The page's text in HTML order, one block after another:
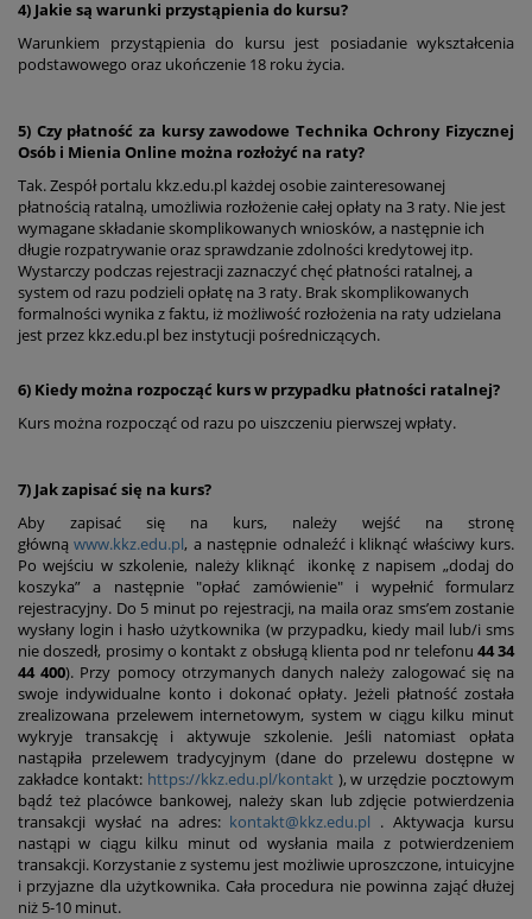
4) Jakie są warunki przystąpienia do kursu?
Warunkiem przystąpienia do kursu jest posiadanie wykształcenia
podstawowego oraz ukończenie 18 roku życia.
5) Czy płatność za kursy zawodowe Technika Ochrony Fizycznej
Osób i Mienia Online można rozłożyć na raty?
Tak. Zespół portalu kkz.edu.pl każdej osobie zainteresowanej
płatnością ratalną, umożliwia rozłożenie całej opłaty na 3 raty. Nie jest
wymagane składanie skomplikowanych wniosków, a następnie ich
długie rozpatrywanie oraz sprawdzanie zdolności kredytowej itp.
Wystarczy podczas rejestracji zaznaczyć chęć płatności ratalnej, a
system od razu podzieli opłatę na 3 raty. Brak skomplikowanych
formalności wynika z faktu, iż możliwość rozłożenia na raty udzielana
jest przez kkz.edu.pl bez instytucji pośredniczących.
6) Kiedy można rozpocząć kurs w przypadku płatności ratalnej?
Kurs można rozpocząć od razu po uiszczeniu pierwszej wpłaty.
7) Jak zapisać się na kurs?
Aby zapisać się na kurs, należy wejść na stronę
głównąwww.kkz.edu.pl, a następnie odnaleźć i kliknąć właściwy kurs.
Po wejściu w szkolenie, należy kliknąć ikonkę z napisem „dodaj do
koszyka” a następnie "opłać zamówienie" i wypełnić formularz
rejestracyjny. Do 5 minut po rejestracji, na maila oraz sms’em zostanie
wysłany login i hasło użytkownika (w przypadku, kiedy mail lub/i sms
nie doszedł, prosimy o kontakt z obsługą klienta pod nr telefonu 44 34
44 400). Przy pomocy otrzymanych danych należy zalogować się na
swoje indywidualne konto i dokonać opłaty. Jeżeli płatność została
zrealizowana przelewem internetowym, system w ciągu kilku minut
wykryje transakcję i aktywuje szkolenie. Jeśli natomiast opłata
nastąpiła przelewem tradycyjnym (dane do przelewu dostępne w
zakładce kontakt: https://kkz.edu.pl/kontakt), w urzędzie pocztowym
bądź też placówce bankowej, należy skan lub zdjęcie potwierdzenia
transakcji wysłać na adres: kontakt@kkz.edu.pl . Aktywacja kursu
nastąpi w ciągu kilku minut od wysłania maila z potwierdzeniem
transakcji. Korzystanie z systemu jest możliwie uproszczone, intuicyjne
i przyjazne dla użytkownika. Cała procedura nie powinna zająć dłużej
niż 5-10 minut.